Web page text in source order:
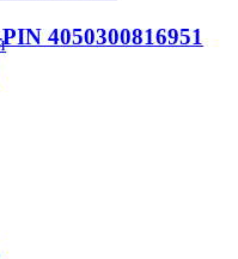
4050300816951